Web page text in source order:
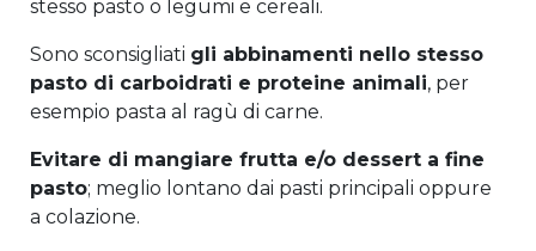
stesso pasto o legumi e cereali.
Sono sconsigliati gli abbinamenti nello stesso
pasto di carboidrati e proteine animali, per
esempio pasta al ragù di carne.
Evitare di mangiare frutta e/o dessert a fine
pasto; meglio lontano dai pasti principali oppure
a colazione.